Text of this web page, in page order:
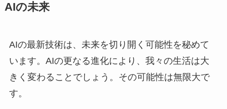
AIの未来
AIの最新技術は、未来を切り開く可能性を秘めて
います。AIの更なる進化により、我々の生活は大
きく変わることでしょう。その可能性は無限大で
す。